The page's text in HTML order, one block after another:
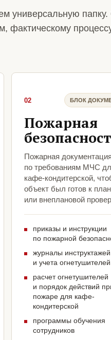
универсальную
фактическому
02 БЛОК
Пожарная
Пожарная документация
по требованиям МЧС
кафе-кондитерской,
объект был готов к
или внеплановой
приказы и инструкции
по пожарной
журналы инструктажей
и учета огнетушителей
расчет огнетушителей
и порядок действий
пожаре для кафе-
кондитерской
программы обучения
сотрудников